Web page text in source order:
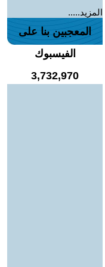
المزيد.....
المعجبين بنا على
الفيسبوك
3,732,970